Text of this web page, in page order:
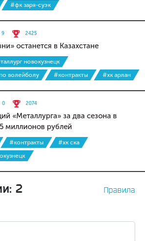
#фк заря-суэк
9 2425
останется в Казахстане
новокузнецк
волейболу
#контракты #хк арлан
0 2074
«Металлурга» за два сезона в
миллионов рублей
#контракты
#хк ска
2 Правила